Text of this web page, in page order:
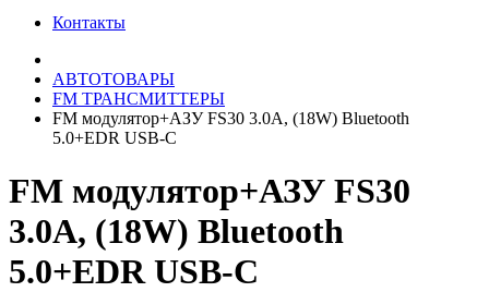
Контакты
АВТОТОВАРЫ
FM ТРАНСМИТТЕРЫ
FM модулятор+АЗУ FS30 3.0A, (18W) Bluetooth
5.0+EDR USB-C
FM модулятор+АЗУ FS30
3.0A, (18W) Bluetooth
5.0+EDR USB-C